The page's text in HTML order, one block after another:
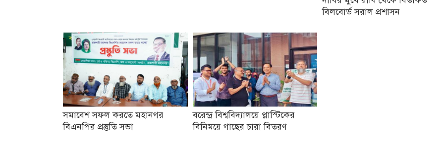
বিলবোর্ড সরাল প্রশাসন
সমাবেশ সফল করতে মহানগর
বিএনপির প্রস্তুতি সভা
বরেন্দ্র বিশ্ববিদ্যালয়ে প্লাস্টিকের
বিনিময়ে গাছের চারা বিতরণ